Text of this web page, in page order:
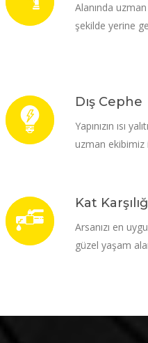
Alanında
şekilde yerine
Dış Cephe
Yapınızın ısı
uzman ekibimiz
Kat
Arsanızı en
güzel yaşam